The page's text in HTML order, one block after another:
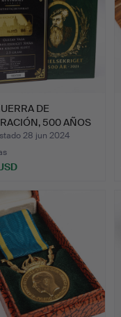
DE
500 AÑOS
28 jun 2024